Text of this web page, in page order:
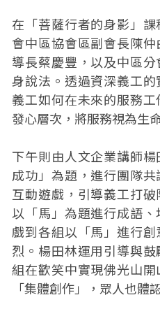
在「菩薩行者的身影」
會中區協會區副會長陳
導長蔡慶豐，以及中區
身說法。透過資深義工
義工如何在未來的服務
發心層次，將服務視為生
下午則由人文企業講師
成功」為題，進行團隊
互動遊戲，引導義工打
以「馬」為題進行成語
戲到各組以「馬」進行
烈。楊田林運用引導與
組在歡笑中實現佛光山
「集體創作」，眾人也體